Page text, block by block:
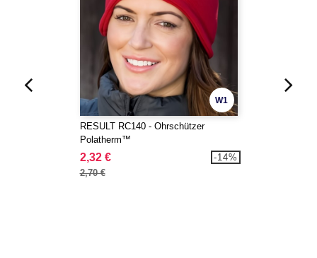
W1
RESULT RC140 - Ohrschützer
Polatherm™
2,32 €
2,70 €
-14%